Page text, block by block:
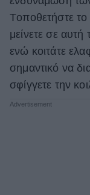
Tοποθετήστε το
μείνετε σε
ενώ κοιτάτε
σημαντικό να
σφίγγετε την